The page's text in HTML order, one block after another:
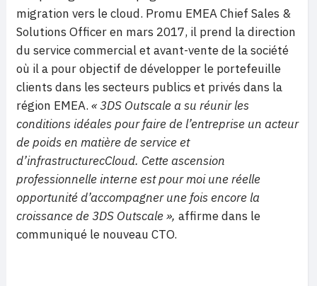
migration vers le cloud. Promu EMEA Chief Sales &
Solutions Officer en mars 2017, il prend la direction
du service commercial et avant-vente de la société
où il a pour objectif de développer le portefeuille
clients dans les secteurs publics et privés dans la
région EMEA. « 3DS Outscale a su réunir les
conditions idéales pour faire de l’entreprise un acteur
de poids en matière de service et
d’infrastructurecCloud. Cette ascension
professionnelle interne est pour moi une réelle
opportunité d’accompagner une fois encore la
croissance de 3DS Outscale », affirme dans le
communiqué le nouveau CTO.